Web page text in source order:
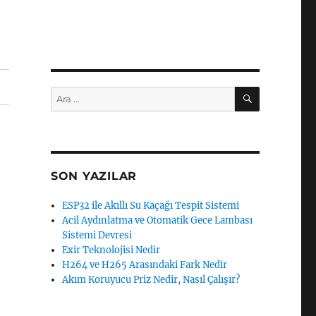
Ara: ARA
SON YAZILAR
ESP32 ile Akıllı Su Kaçağı Tespit Sistemi
Acil Aydınlatma ve Otomatik Gece Lambası
Sistemi Devresi
Exir Teknolojisi Nedir
H264 ve H265 Arasındaki Fark Nedir
Akım Koruyucu Priz Nedir, Nasıl Çalışır?